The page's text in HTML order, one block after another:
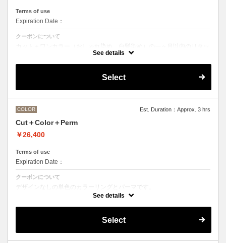
Terms of use
Expiration Date：
クーポンについて
See details
Select
COLOR Est. Duration：Approx. 3 hrs
Cut＋Color＋Perm
￥26,400
Terms of use
Expiration Date：
クーポンについて
デザインなしの単色のカラーリングとパーマです。
マ、ツイストパーマなどをご希望の方は最終受付時間が変わるため、別
●カラーリングは髪の長さにより別途ロング料金を頂戴いたします。
See details
Select